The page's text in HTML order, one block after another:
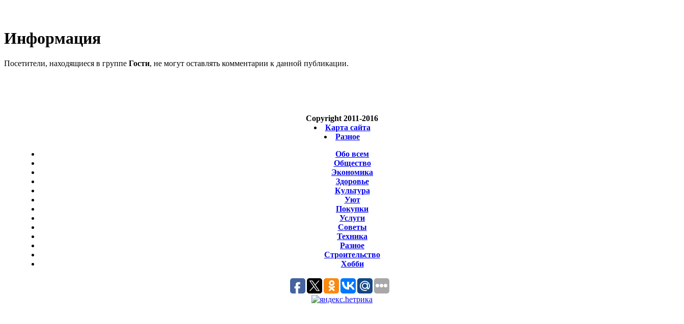
Информация
Посетители, находящиеся в группе Гости, не могут оставлять комментарии к данной публикации.
Copyright 2011-2016
Карта сайта
Разное
Обо всем
Общество
Экономика
Здоровье
Культура
Уют
Покупки
Услуги
Советы
Техника
Разное
Строительство
Хобби